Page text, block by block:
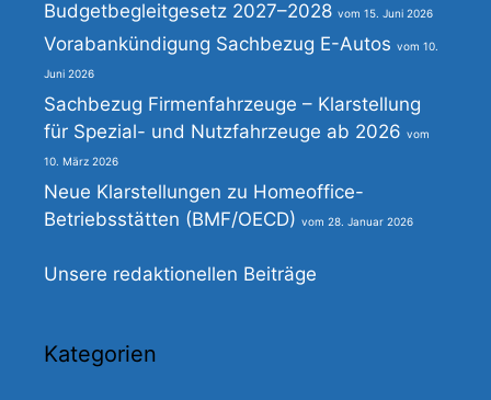
Budgetbegleitgesetz 2027–2028 15. Juni 2026
Vorabankündigung Sachbezug E-Autos 10.
Juni 2026
Sachbezug Firmenfahrzeuge – Klarstellung
für Spezial- und Nutzfahrzeuge ab 2026
10. März 2026
Neue Klarstellungen zu Homeoffice-
Betriebsstätten (BMF/OECD)
28. Januar 2026
Unsere redaktionellen Beiträge
Kategorien